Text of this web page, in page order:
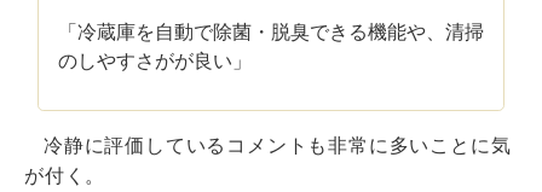
「冷蔵庫を自動で除菌・脱臭できる機能や、清掃
のしやすさがが良い」
冷静に評価しているコメントも非常に多いことに気
が付く。